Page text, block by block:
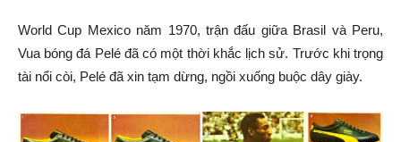
World Cup Mexico năm 1970, trận đấu giữa Brasil và Peru,
Vua bóng đá Pelé đã có một thời khắc lịch sử. Trước khi trọng
tài nổi còi, Pelé đã xin tạm dừng, ngồi xuống buộc dây giày.